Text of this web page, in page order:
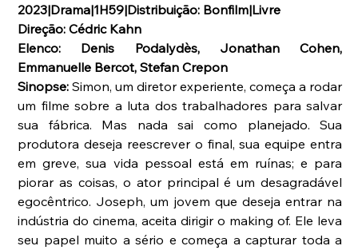
2023|Drama|1H59|Distribuição: Bonfilm|Livre
Direção: Cédric Kahn
Elenco: Denis Podalydès, Jonathan Cohen,
Emmanuelle Bercot, Stefan Crepon
Sinopse: Simon, um diretor experiente, começa a rodar
um filme sobre a luta dos trabalhadores para salvar
sua fábrica. Mas nada sai como planejado. Sua
produtora deseja reescrever o final, sua equipe entra
em greve, sua vida pessoal está em ruínas; e para
piorar as coisas, o ator principal é um desagradável
egocêntrico. Joseph, um jovem que deseja entrar na
indústria do cinema, aceita dirigir o making of. Ele leva
seu papel muito a sério e começa a capturar toda a